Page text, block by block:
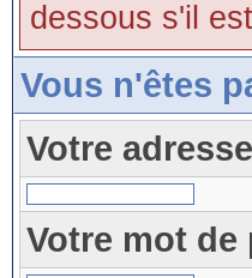
dessous s'il
Vous n'êtes
Votre
Votre mot de